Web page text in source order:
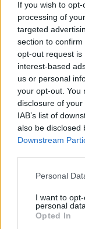
If you wish to
processing of
targeted
section to
opt-out request is
interest-based
us or personal
your opt-out. You
disclosure of
IAB’s list of
also be disclosed
Downstream
Please note that
not limited to
grant or deny
use your data for
Personal
I want to
personal data.
Opted In
Así que, el
convierte en
Portugal
tradiciones.
oportunidad
cultural,
ofreciendo a
singular y